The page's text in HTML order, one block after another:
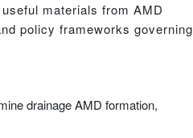
materials from AMD
policy frameworks governing
drainage AMD formation,